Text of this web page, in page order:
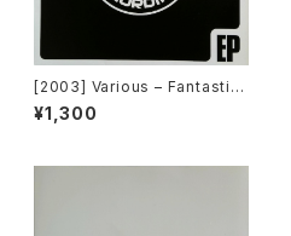
[2003] Various – Fantastic
Freeriding 2 EP 1 [Switchst
ance Recordings]
¥1,300